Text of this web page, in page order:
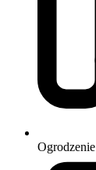
Ogrodzenie